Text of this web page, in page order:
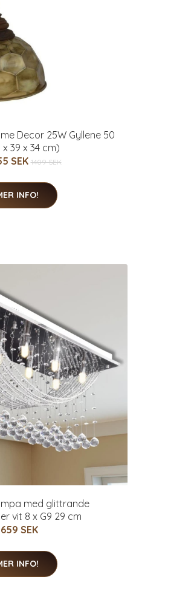
Decor 25W Gyllene 50
x 39 x 34 cm)
SEK 1409 SEK
INFO!
med glittrande
vit 8 x G9 29 cm
SEK
INFO!